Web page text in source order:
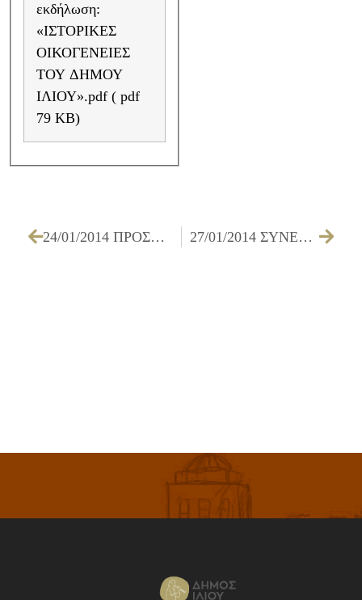
εκδήλωση:
«ΙΣΤΟΡΙΚΕΣ
ΟΙΚΟΓΕΝΕΙΕΣ
ΤΟΥ ΔΗΜΟΥ
ΙΛΙΟΥ».pdf ( pdf
79 KB)
24/01/2014 ΠΡΟΣΚΛΗΣΗ ΕΠΙΤΡΟΠΗΣ ΠΟΙΟΤΗΤΑΣ ΖΩΗΣ ΓΙΑ ΤΗΝ 30/01/2014 27/01/2014 ΣΥΝΕΝΤΕΥΞΗ ΔΗΜΑΡΧΟΥ ΙΛΙΟΥ κ. ΝΙΚΟΥ ΖΕΝΕΤΟΥ στο blog «Ανεξάρτητος και Διπλωματικός Παρατηρητής»